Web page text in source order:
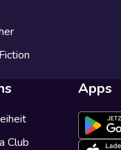
Club
Apps